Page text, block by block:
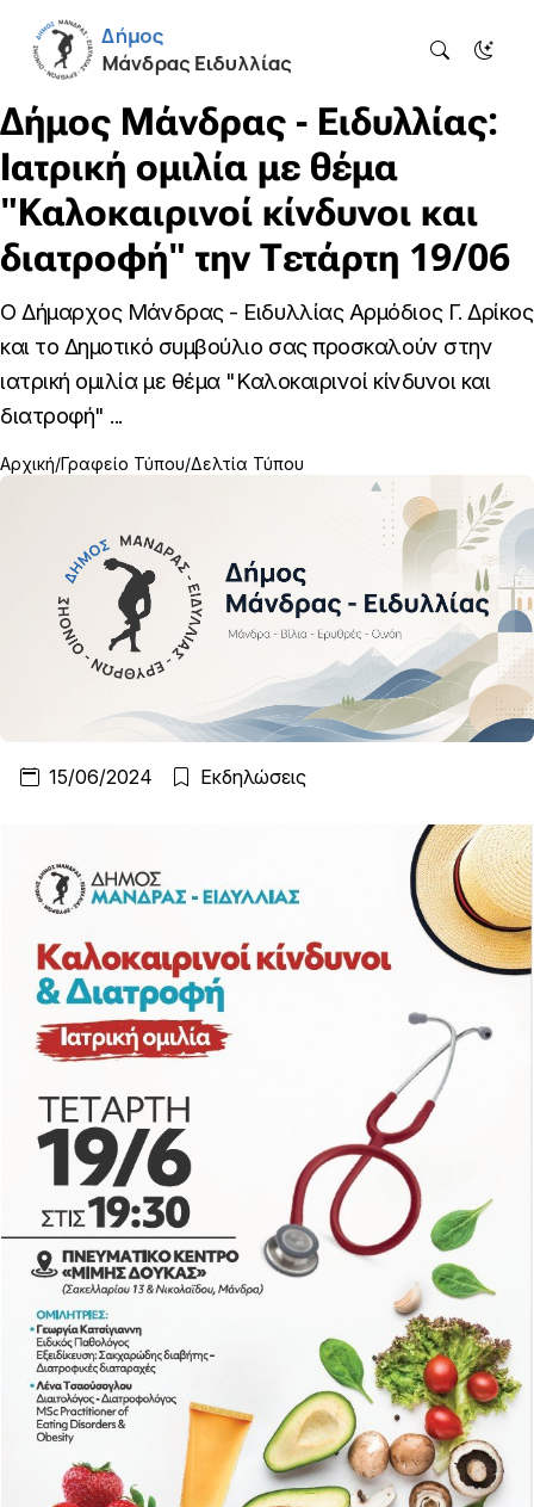
Δήμος Μάνδρας - Ειδυλλίας:
Ιατρική ομιλία με θέμα
"Καλοκαιρινοί κίνδυνοι και
διατροφή" την Τετάρτη 19/06
Ο Δήμαρχος Μάνδρας - Ειδυλλίας Αρμόδιος Γ. Δρίκος
και το Δημοτικό συμβούλιο σας προσκαλούν στην
ιατρική ομιλία με θέμα "Καλοκαιρινοί κίνδυνοι και
διατροφή" ...
Αρχική Γραφείο Τύπου Δελτία Τύπου
15/06/2024 Εκδηλώσεις